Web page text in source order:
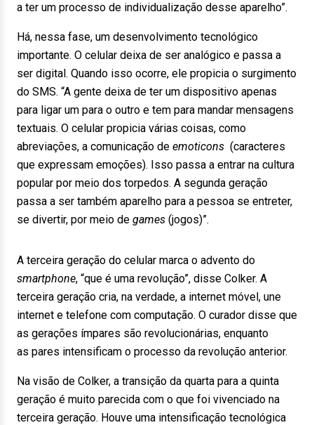
a ter um processo de individualização desse aparelho”.
Há, nessa fase, um desenvolvimento tecnológico
importante. O celular deixa de ser analógico e passa a
ser digital. Quando isso ocorre, ele propicia o surgimento
do SMS. “A gente deixa de ter um dispositivo apenas
para ligar um para o outro e tem para mandar mensagens
textuais. O celular propicia várias coisas, como
abreviações, a comunicação de emoticons (caracteres
que expressam emoções). Isso passa a entrar na cultura
popular por meio dos torpedos. A segunda geração
passa a ser também aparelho para a pessoa se entreter,
se divertir, por meio de games (jogos)”.
A terceira geração do celular marca o advento do
smartphone, “que é uma revolução”, disse Colker. A
terceira geração cria, na verdade, a internet móvel, une
internet e telefone com computação. O curador disse que
as gerações ímpares são revolucionárias, enquanto
as pares intensificam o processo da revolução anterior.
Na visão de Colker, a transição da quarta para a quinta
geração é muito parecida com o que foi vivenciado na
terceira geração. Houve uma intensificação tecnológica